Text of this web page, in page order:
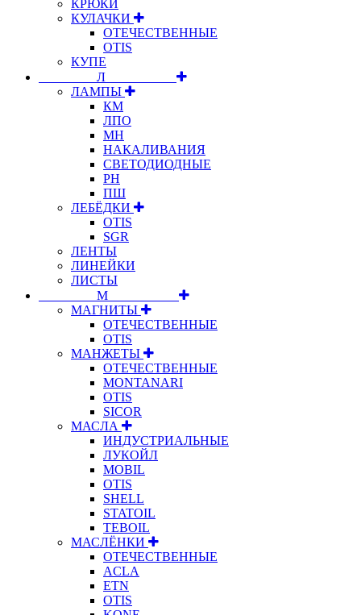
КРЮКИ
КУЛАЧКИ
ОТЕЧЕСТВЕННЫЕ
OTIS
КУПЕ
⠀⠀⠀⠀⠀⠀Л⠀⠀⠀⠀⠀⠀⠀
ЛАМПЫ
КМ
ЛПО
МН
НАКАЛИВАНИЯ
СВЕТОДИОДНЫЕ
РН
ПШ
ЛЕБЁДКИ
OTIS
SGR
ЛЕНТЫ
ЛИНЕЙКИ
ЛИСТЫ
⠀⠀⠀⠀⠀⠀М⠀⠀⠀⠀⠀⠀⠀
МАГНИТЫ
ОТЕЧЕСТВЕННЫЕ
OTIS
МАНЖЕТЫ
ОТЕЧЕСТВЕННЫЕ
MONTANARI
OTIS
SICOR
МАСЛА
ИНДУСТРИАЛЬНЫЕ
ЛУКОЙЛ
MOBIL
OTIS
SHELL
STATOIL
TEBOIL
МАСЛЁНКИ
ОТЕЧЕСТВЕННЫЕ
ACLA
ETN
OTIS